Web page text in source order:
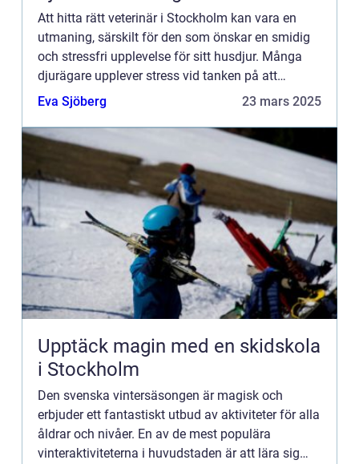
Att hitta rätt veterinär i Stockholm kan vara en
utmaning, särskilt för den som önskar en smidig
och stressfri upplevelse för sitt husdjur. Många
djurägare upplever stress vid tanken på att
transportera ...
Eva Sjöberg 23 mars 2025
Upptäck magin med en skidskola
i Stockholm
Den svenska vintersäsongen är magisk och
erbjuder ett fantastiskt utbud av aktiviteter för alla
åldrar och nivåer. En av de mest populära
vinteraktiviteterna i huvudstaden är att lära sig